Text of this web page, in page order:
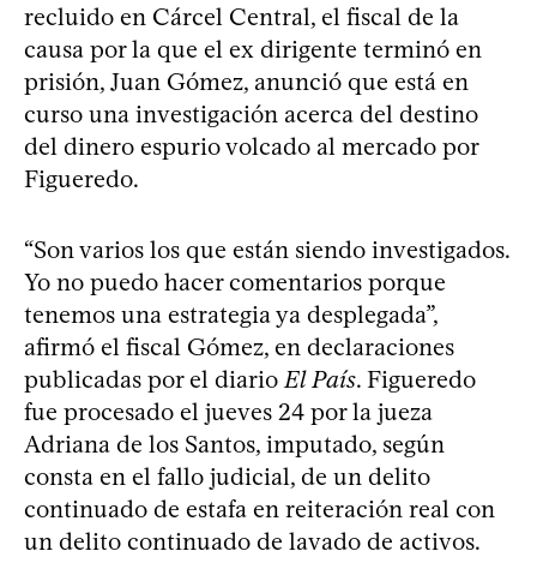
recluido en Cárcel Central, el fiscal de la
causa por la que el ex dirigente terminó en
prisión, Juan Gómez, anunció que está en
curso una investigación acerca del destino
del dinero espurio volcado al mercado por
Figueredo.
“Son varios los que están siendo investigados.
Yo no puedo hacer comentarios porque
tenemos una estrategia ya desplegada”,
afirmó el fiscal Gómez, en declaraciones
publicadas por el diario El País. Figueredo
fue procesado el jueves 24 por la jueza
Adriana de los Santos, imputado, según
consta en el fallo judicial, de un delito
continuado de estafa en reiteración real con
un delito continuado de lavado de activos.